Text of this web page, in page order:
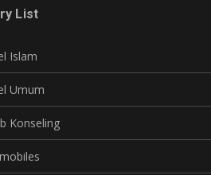
List
Islam
Umum
Konseling